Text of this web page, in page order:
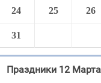
24 25 26
31
Праздники 12 Марта